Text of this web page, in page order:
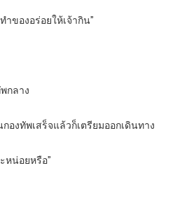
ของอร่อยให้เจ้ากิน”
กลาง
องทัพเสร็จแล้วก็เตรียมออกเดินทาง
หน่อยหรือ”